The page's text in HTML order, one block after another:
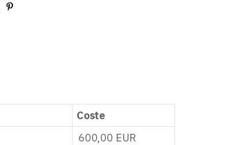
Coste
600,00 EUR